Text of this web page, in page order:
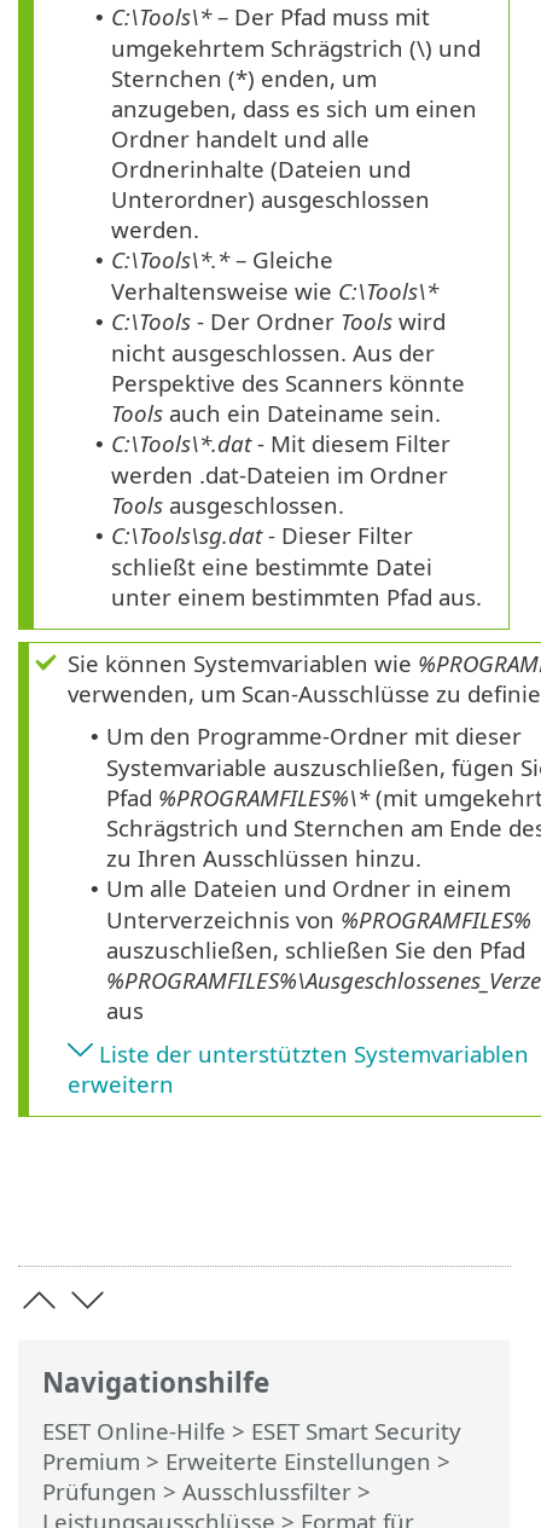
Navigationshilfe
ESET Online-Hilfe > ESET Smart Security
Premium > Erweiterte Einstellungen >
Prüfungen > Ausschlussfilter >
Leistungsausschlüsse > Format für
• C:\Tools\*– Der Pfad muss mit
umgekehrtem Schrägstrich (\) und
Sternchen (*) enden, um
anzugeben, dass es sich um einen
Ordner handelt und alle
Ordnerinhalte (Dateien und
Unterordner) ausgeschlossen
werden.
• C:\Tools\*.*– Gleiche
Verhaltensweise wie C:\Tools\*
• C:\Tools - Der Ordner Tools wird
nicht ausgeschlossen. Aus der
Perspektive des Scanners könnte
Tools auch ein Dateiname sein.
• C:\Tools\*.dat- Mit diesem Filter
werden .dat-Dateien im Ordner
Tools ausgeschlossen.
• C:\Tools\sg.dat- Dieser Filter
schließt eine bestimmte Datei
unter einem bestimmten Pfad aus.
Sie können Systemvariablen wie
verwenden, um Scan-Ausschlüsse zu
• Um den Programme-Ordner mit dieser
Systemvariable auszuschließen, fügen
Pfad %PROGRAMFILES%\*(mit
Schrägstrich und Sternchen am Ende
zu Ihren Ausschlüssen hinzu.
• Um alle Dateien und Ordner in einem
Unterverzeichnis von %PROGRAMFILES%
auszuschließen, schließen Sie den Pfad
aus
Liste der unterstützten Systemvariablen
erweitern